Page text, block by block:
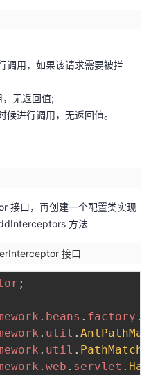
调用，如果该请求需要被拦
无返回值;
候进行调用，无返回值。
接口，再创建一个配置类实现
方法
接口
;
. beans . factory .
. util .
. util .
. web . servlet .